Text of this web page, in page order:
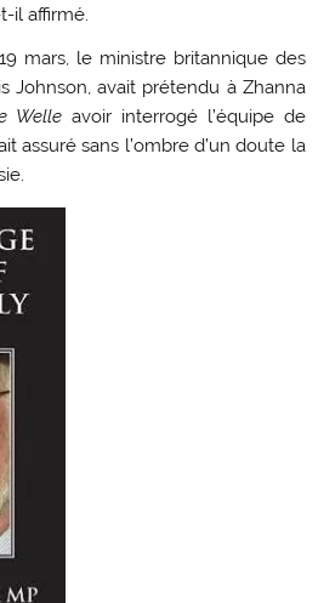
il affirmé.
mars, le ministre britannique des
Johnson, avait prétendu à Zhanna
Welle avoir interrogé l’équipe de
assuré sans l’ombre d’un doute la